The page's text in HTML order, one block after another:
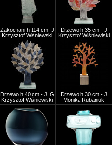
Zakochani h 114 cm- J
Krzysztof Wiśniewski
Drzewo h 35 cm - J
Krzysztof Wiśniewiski
Drzewo h 40 cm - J, G
Krzysztof Wiśniewiski
Drzewo h 30 cm - J
Monika Rubaniuk